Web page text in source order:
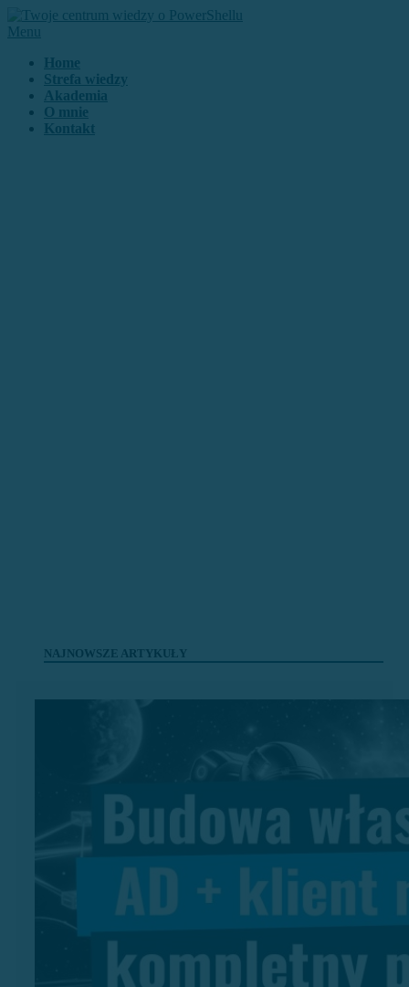
Przejdź
do
Menu
Home
Strefa wiedzy
Akademia
O mnie
Kontakt
NAJNOWSZE ARTYKUŁY